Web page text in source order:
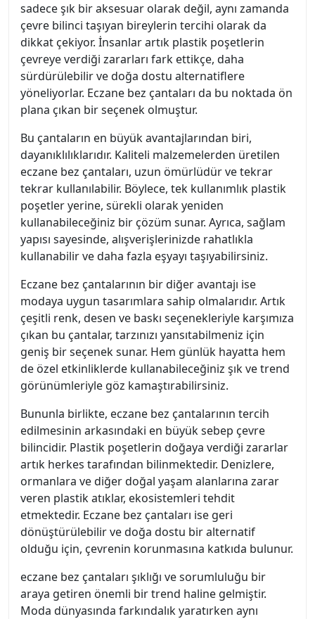
sadece şık bir aksesuar olarak değil, aynı zamanda
çevre bilinci taşıyan bireylerin tercihi olarak da
dikkat çekiyor. İnsanlar artık plastik poşetlerin
çevreye verdiği zararları fark ettikçe, daha
sürdürülebilir ve doğa dostu alternatiflere
yöneliyorlar. Eczane bez çantaları da bu noktada ön
plana çıkan bir seçenek olmuştur.
Bu çantaların en büyük avantajlarından biri,
dayanıklılıklarıdır. Kaliteli malzemelerden üretilen
eczane bez çantaları, uzun ömürlüdür ve tekrar
tekrar kullanılabilir. Böylece, tek kullanımlık plastik
poşetler yerine, sürekli olarak yeniden
kullanabileceğiniz bir çözüm sunar. Ayrıca, sağlam
yapısı sayesinde, alışverişlerinizde rahatlıkla
kullanabilir ve daha fazla eşyayı taşıyabilirsiniz.
Eczane bez çantalarının bir diğer avantajı ise
modaya uygun tasarımlara sahip olmalarıdır. Artık
çeşitli renk, desen ve baskı seçenekleriyle karşımıza
çıkan bu çantalar, tarzınızı yansıtabilmeniz için
geniş bir seçenek sunar. Hem günlük hayatta hem
de özel etkinliklerde kullanabileceğiniz şık ve trend
görünümleriyle göz kamaştırabilirsiniz.
Bununla birlikte, eczane bez çantalarının tercih
edilmesinin arkasındaki en büyük sebep çevre
bilincidir. Plastik poşetlerin doğaya verdiği zararlar
artık herkes tarafından bilinmektedir. Denizlere,
ormanlara ve diğer doğal yaşam alanlarına zarar
veren plastik atıklar, ekosistemleri tehdit
etmektedir. Eczane bez çantaları ise geri
dönüştürülebilir ve doğa dostu bir alternatif
olduğu için, çevrenin korunmasına katkıda bulunur.
eczane bez çantaları şıklığı ve sorumluluğu bir
araya getiren önemli bir trend haline gelmiştir.
Moda dünyasında farkındalık yaratırken aynı